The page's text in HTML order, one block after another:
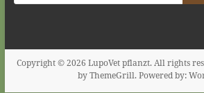
Copyright © 2026 LupoVet pflanzt. All rights
by ThemeGrill. Powered by: